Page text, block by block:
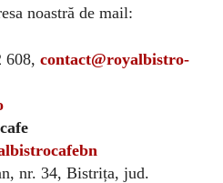
noastră de mail:
608, contact@royalbistro-
nr. 34, Bistrița, jud.